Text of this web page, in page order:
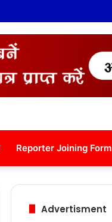
Reporter Joining Form
Advertisment